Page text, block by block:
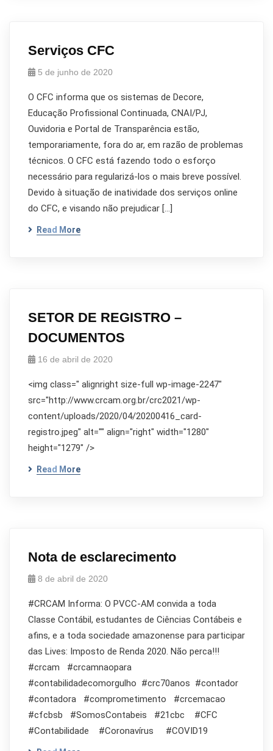
Serviços CFC
5 de junho de 2020
O CFC informa que os sistemas de Decore,
Educação Profissional Continuada, CNAI/PJ,
Ouvidoria e Portal de Transparência estão,
temporariamente, fora do ar, em razão de problemas
técnicos. O CFC está fazendo todo o esforço
necessário para regularizá-los o mais breve possível.
Devido à situação de inatividade dos serviços online
do CFC, e visando não prejudicar […]
Read More
SETOR DE REGISTRO –
DOCUMENTOS
16 de abril de 2020
<img class=" alignright size-full wp-image-2247"
src="http://www.crcam.org.br/crc2021/wp-
content/uploads/2020/04/20200416_card-
registro.jpeg" alt="" align="right" width="1280"
height="1279" />
Read More
Nota de esclarecimento
8 de abril de 2020
#CRCAM Informa: O PVCC-AM convida a toda
Classe Contábil, estudantes de Ciências Contábeis e
afins, e a toda sociedade amazonense para participar
das Lives: Imposto de Renda 2020. Não perca!!!
#crcam #crcamnaopara
#contabilidadecomorgulho #crc70anos #contador
#contadora #comprometimento #crcemacao
#cfcbsb #SomosContabeis #21cbc #CFC
#Contabilidade #Coronavírus #COVID19